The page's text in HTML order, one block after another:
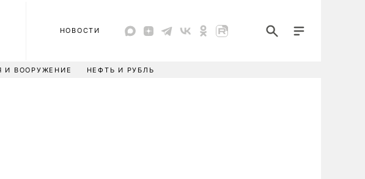
НОВОСТИ
И ВООРУЖЕНИЕ НЕФТЬ И РУБЛЬ